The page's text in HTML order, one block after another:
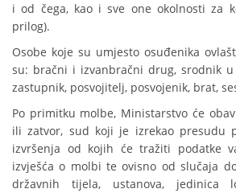
i od čega, kao i sve one okolnosti za
prilog).
Osobe koje su umjesto osuđenika
su: bračni i izvanbračni drug, srodnik u
zastupnik, posvojitelj, posvojenik, brat,
Po primitku molbe, Ministarstvo će
ili zatvor, sud koji je izrekao presudu
izvršenja od kojih će tražiti podatke
izvješća o molbi te ovisno od slučaja
državnih tijela, ustanova, jedinica